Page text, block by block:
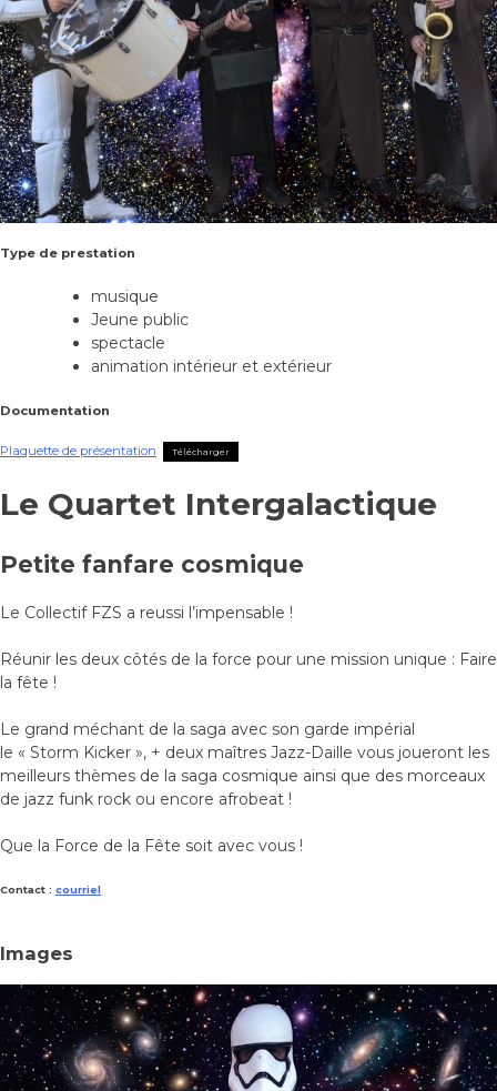
Type de prestation
musique
Jeune public
spectacle
animation intérieur et extérieur
Documentation
Plaquette de présentation Télécharger
Le Quartet Intergalactique
Petite fanfare cosmique
Le Collectif FZS a reussi l’impensable !
Réunir les deux côtés de la force pour une mission unique : Faire
la fête !
Le grand méchant de la saga avec son garde impérial
le « Storm Kicker », + deux maîtres Jazz-Daille vous joueront les
meilleurs thèmes de la saga cosmique ainsi que des morceaux
de jazz funk rock ou encore afrobeat !
Que la Force de la Fête soit avec vous !
Contact : courriel
Images